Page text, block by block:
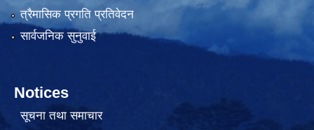
त्रैमासिक प्रगति प्रतिवेदन
सार्वजनिक सुनुवाई
Notices
सूचना तथा समाचार